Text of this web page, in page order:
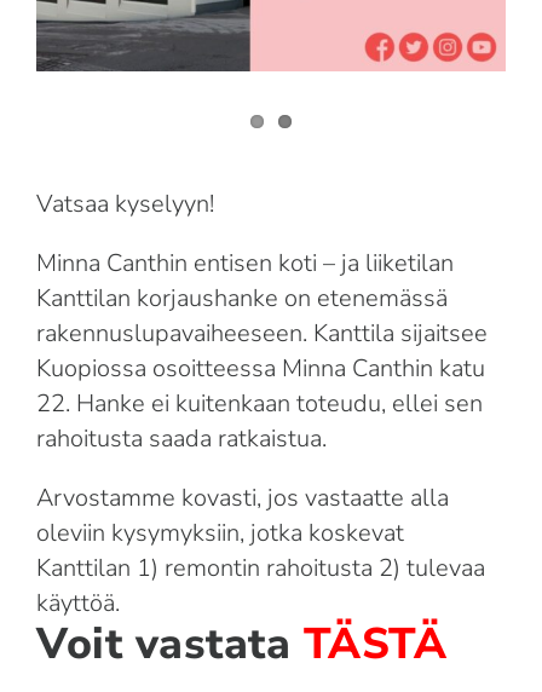
Suomi
Vatsaa kyselyyn!
Minna Canthin entisen koti – ja liiketilan
Kanttilan korjaushanke on etenemässä
rakennuslupavaiheeseen. Kanttila sijaitsee
Kuopiossa osoitteessa Minna Canthin katu
22. Hanke ei kuitenkaan toteudu, ellei sen
rahoitusta saada ratkaistua.
Arvostamme kovasti, jos vastaatte alla
oleviin kysymyksiin, jotka koskevat
Kanttilan 1) remontin rahoitusta 2) tulevaa
käyttöä.
Voit vastata TÄSTÄ